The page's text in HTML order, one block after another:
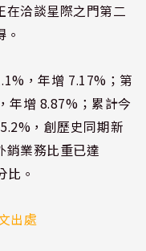
在洽談星際之門第二
，年增 7.17%；第
年增 8.87%；累計今
，創歷史同期新
銷業務比重已達
比。
出處